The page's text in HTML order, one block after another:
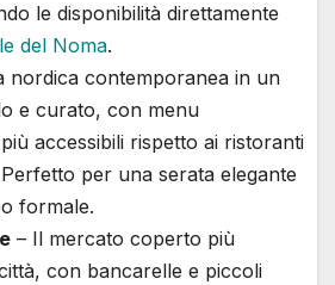
le disponibilità direttamente
del Noma.
nordica contemporanea in un
e curato, con menu
accessibili rispetto ai ristoranti
per una serata elegante
formale.
– Il mercato coperto più
con bancarelle e piccoli